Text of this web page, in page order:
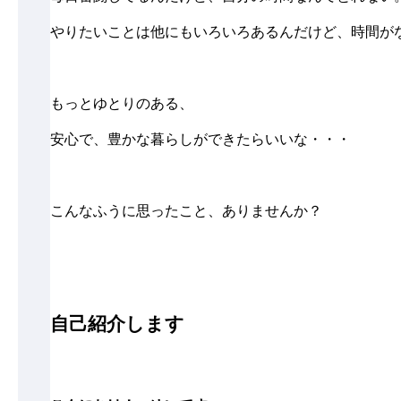
やりたいことは他にもいろいろあるんだけど、時間が
もっとゆとりのある、
安心で、豊かな暮らしができたらいいな・・・
こんなふうに思ったこと、ありませんか？
自己紹介します